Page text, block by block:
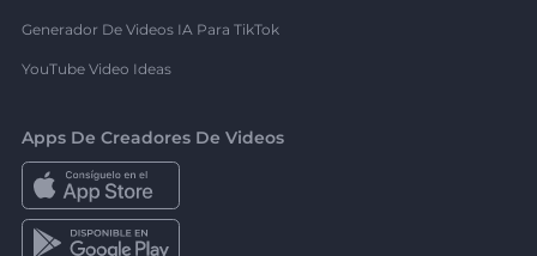
Generador De Videos IA Para TikTok
YouTube Video Ideas
Apps De Creadores De Videos